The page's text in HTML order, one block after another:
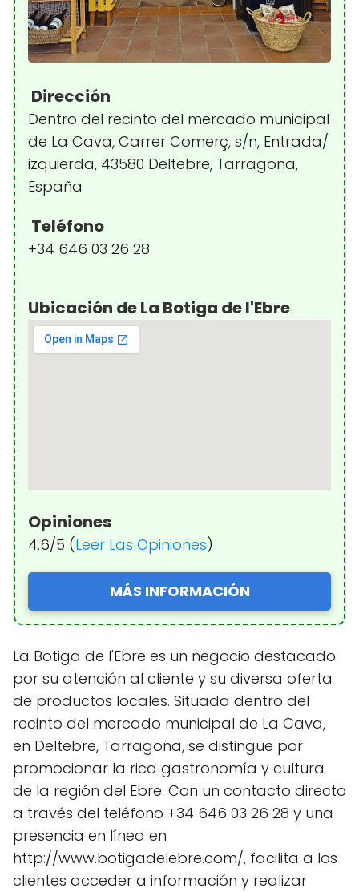
Dirección
Dentro del recinto del mercado municipal
de La Cava, Carrer Comerç, s/n, Entrada/
izquierda, 43580 Deltebre, Tarragona,
España
Teléfono
+34 646 03 26 28
Ubicación de La Botiga de l'Ebre
Opiniones
4.6/5 (Leer Las Opiniones)
MÁS INFORMACIÓN
La Botiga de l'Ebre es un negocio destacado
por su atención al cliente y su diversa oferta
de productos locales. Situada dentro del
recinto del mercado municipal de La Cava,
en Deltebre, Tarragona, se distingue por
promocionar la rica gastronomía y cultura
de la región del Ebre. Con un contacto directo
a través del teléfono +34 646 03 26 28 y una
presencia en línea en
http://www.botigadelebre.com/, facilita a los
clientes acceder a información y realizar